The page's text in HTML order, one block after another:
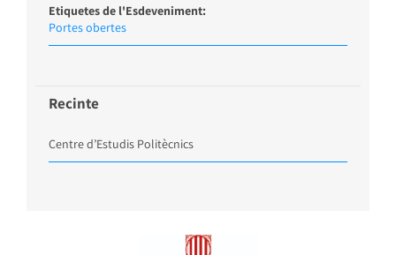
Etiquetes de l'Esdeveniment:
Portes obertes
Recinte
Centre d’Estudis Politècnics